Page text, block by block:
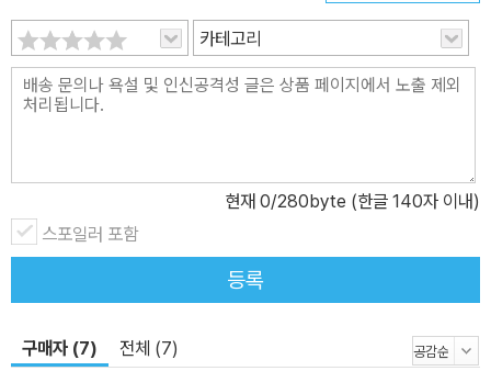
카테고리
현재 0/280byte (한글 140자 이내)
스포일러 포함
등록
구매자 (7) 전체 (7)